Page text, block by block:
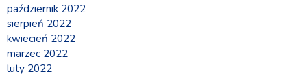
październik 2022
sierpień 2022
kwiecień 2022
marzec 2022
luty 2022